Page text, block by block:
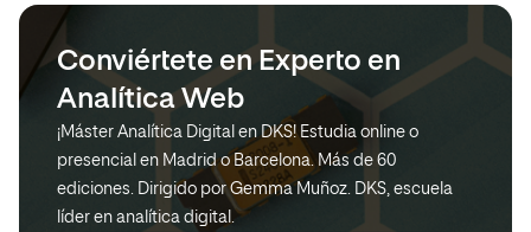
Conviértete en Experto en
Analítica Web
¡Máster Analítica Digital en DKS! Estudia online o
presencial en Madrid o Barcelona. Más de 60
ediciones. Dirigido por Gemma Muñoz. DKS, escuela
líder en analítica digital.